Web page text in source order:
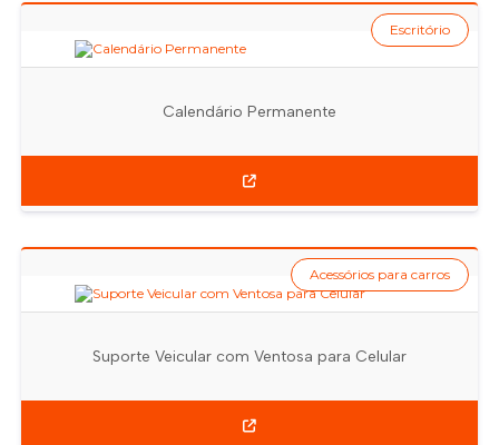
Calendário Permanente
Escritório
Suporte Veicular com Ventosa para Celular
Acessórios para carros